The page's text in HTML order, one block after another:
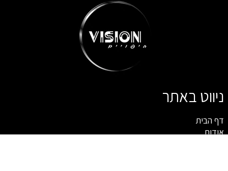
ניווט באתר
דף הבית
אודות